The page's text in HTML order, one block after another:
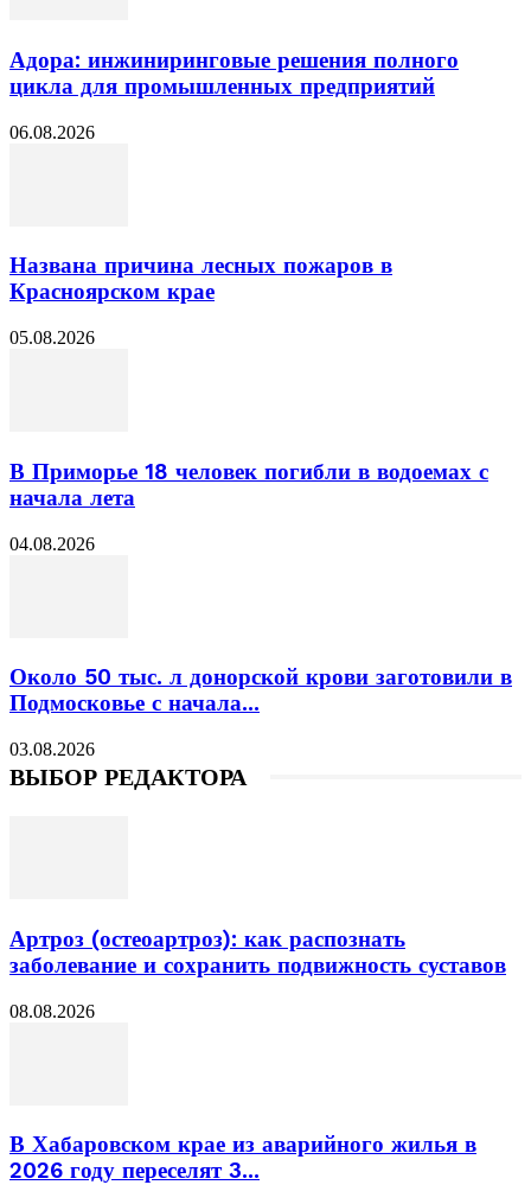
Адора: инжиниринговые решения полного
цикла для промышленных предприятий
06.08.2026
Названа причина лесных пожаров в
Красноярском крае
05.08.2026
В Приморье 18 человек погибли в водоемах с
начала лета
04.08.2026
Около 50 тыс. л донорской крови заготовили в
Подмосковье с начала...
03.08.2026
ВЫБОР РЕДАКТОРА
Артроз (остеоартроз): как распознать
заболевание и сохранить подвижность суставов
08.08.2026
В Хабаровском крае из аварийного жилья в
2026 году переселят 3...